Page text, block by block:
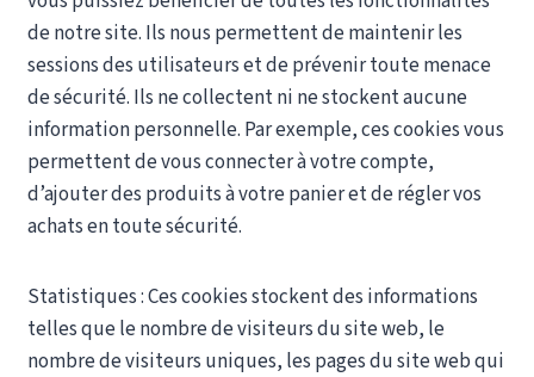
de notre site. Ils nous permettent de maintenir les
sessions des utilisateurs et de prévenir toute menace
de sécurité. Ils ne collectent ni ne stockent aucune
information personnelle. Par exemple, ces cookies vous
permettent de vous connecter à votre compte,
d’ajouter des produits à votre panier et de régler vos
achats en toute sécurité.
Statistiques : Ces cookies stockent des informations
telles que le nombre de visiteurs du site web, le
nombre de visiteurs uniques, les pages du site web qui